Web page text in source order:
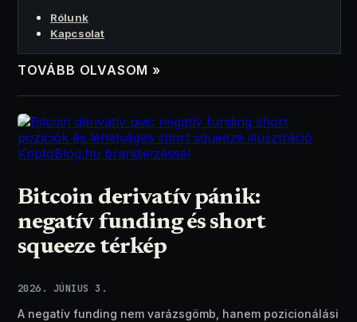
Rólunk
Kapcsolat
máshová megy, a valódi fundamentumok fontosabbá
válnak.
TOVÁBB OLVASOM »
Bitcoin derivatív pánik:
negatív funding és short
squeeze térkép
2026. JÚNIUS 3.
A negatív funding nem varázsgömb, hanem pozicionálási